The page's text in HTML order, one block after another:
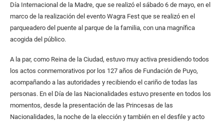
Día Internacional de la Madre, que se realizó el sábado 6 de mayo, en el
marco de la realización del evento Wagra Fest que se realizó en el
parqueadero del puente al parque de la familia, con una magnífica
acogida del público.
A la par, como Reina de la Ciudad, estuvo muy activa presidiendo todos
los actos conmemorativos por los 127 años de Fundación de Puyo,
acompañando a las autoridades y recibiendo el cariño de todas las
personas. En el Día de las Nacionalidades estuvo presente en todos los
momentos, desde la presentación de las Princesas de las
Nacionalidades, la noche de la elección y también en el desfile y acto